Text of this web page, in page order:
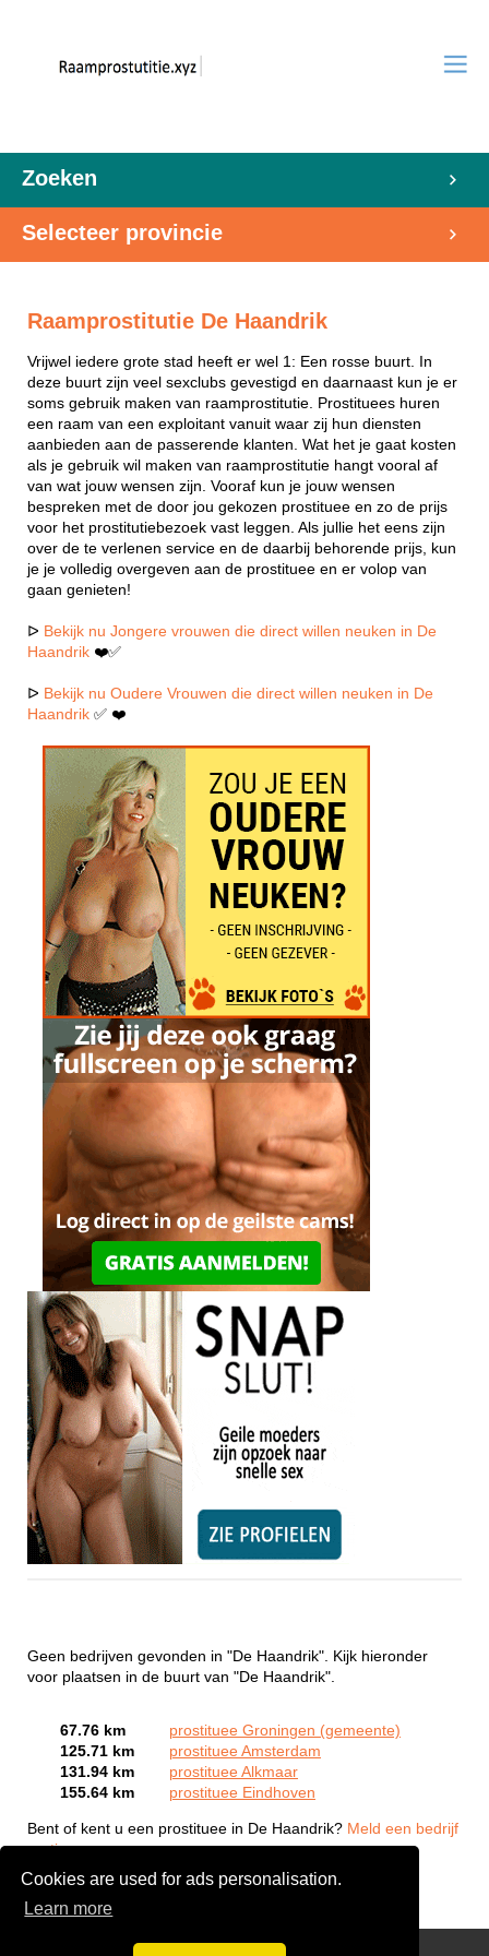
Cookies are used for ads personalisation.
Learn more
Zoeken
Selecteer provincie
Raamprostitutie De Haandrik
Vrijwel iedere grote stad heeft er wel 1: Een rosse buurt. In
deze buurt zijn veel sexclubs gevestigd en daarnaast kun je er
soms gebruik maken van raamprostitutie. Prostituees huren
een raam van een exploitant vanuit waar zij hun diensten
aanbieden aan de passerende klanten. Wat het je gaat kosten
als je gebruik wil maken van raamprostitutie hangt vooral af
van wat jouw wensen zijn. Vooraf kun je jouw wensen
bespreken met de door jou gekozen prostituee en zo de prijs
voor het prostitutiebezoek vast leggen. Als jullie het eens zijn
over de te verlenen service en de daarbij behorende prijs, kun
je je volledig overgeven aan de prostituee en er volop van
gaan genieten!
ᐅ Bekijk nu Jongere vrouwen die direct willen neuken in De
Haandrik ❤️✅
ᐅ Bekijk nu Oudere Vrouwen die direct willen neuken in De
Haandrik ✅ ❤️
Geen bedrijven gevonden in "De Haandrik". Kijk hieronder
voor plaatsen in de buurt van "De Haandrik".
67.76 km
prostituee Groningen (gemeente)
125.71 km
prostituee Amsterdam
131.94 km
prostituee Alkmaar
155.64 km
prostituee Eindhoven
Bent of kent u een prostituee in De Haandrik? Meld een bedrijf
gratis aan